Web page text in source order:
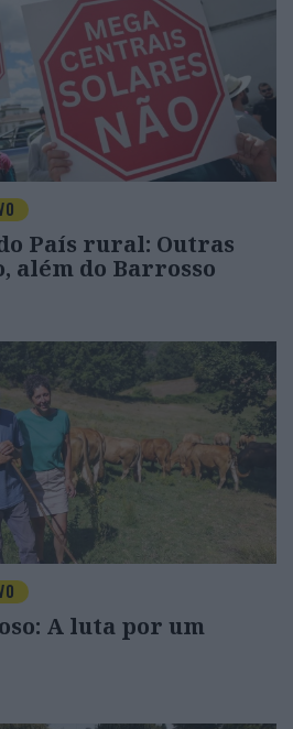
País rural: Outras
além do Barrosso
A luta por um